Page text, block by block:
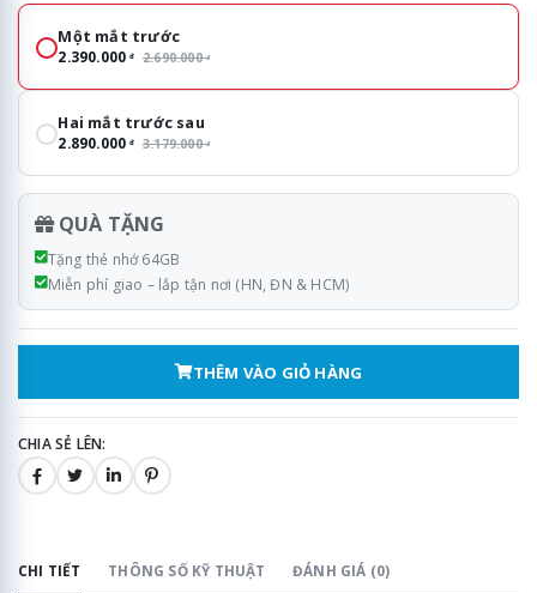
Loại Camera
Một mắt trước
2.390.000đ 2.690.000đ
Hai mắt trước sau
2.890.000đ 3.179.000đ
QUÀ TẶNG
Tặng thẻ nhớ 64GB
Miễn phí giao – lắp tận nơi (HN, ĐN & HCM)
THÊM VÀO GIỎ HÀNG
CHIA SẺ LÊN:
CHI TIẾT THÔNG SỐ KỸ THUẬT ĐÁNH GIÁ (0)